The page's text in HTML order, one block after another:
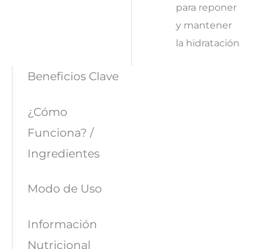
para reponer
y mantener
la hidratación
Beneficios Clave
¿Cómo
Funciona? /
Ingredientes
Modo de Uso
Información
Nutricional